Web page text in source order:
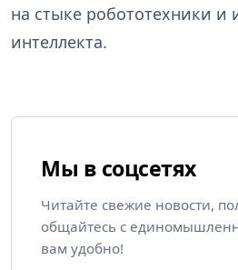
на стыке робототехники и
интеллекта.
Мы в соцсетях
Читайте свежие новости,
общайтесь с
вам удобно!